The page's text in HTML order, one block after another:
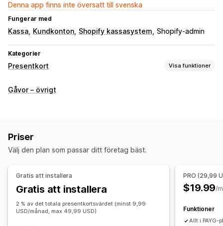
Denna app finns inte översatt till svenska
Fungerar med
Kassa Kundkonton Shopify kassasystem Shopify-admin
Kategorier
Presentkort Visa funktioner
Korttyper
Anpassning
Anpassade belopp
Anpassad design
Anpassad e-post
Utgångsdatum
Import av presentkort
Leveransalternativ
Bulkutskick Anpassat datum
E-post
Schemalagd leverans
Gåvor – övrigt
Priser
Välj den plan som passar ditt företag bäst.
Gratis att installera
Gratis att installera
2 % av det totala presentkortsvärdet (minst 9,99
USD/månad, max 49,99 USD)
PRO (29,99
$19.99/
Funktioner
Allt i PAYG-